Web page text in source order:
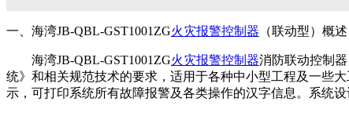
一、海湾JB-QBL-GST1001ZG火灾报警控制器 （联动型）概述
海湾JB-QBL-GST1001ZG火灾报警控制器消防联动控制
统》和相关规范技术的要求，适用于各种中小型工程及一些
示，可打印系统所有故障报警及各类操作的汉字信息。系统设